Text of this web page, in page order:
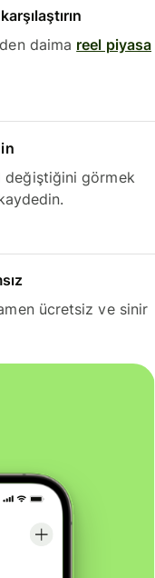
daima reel piyasa
değiştiğini görmek
ücretsiz ve sinir